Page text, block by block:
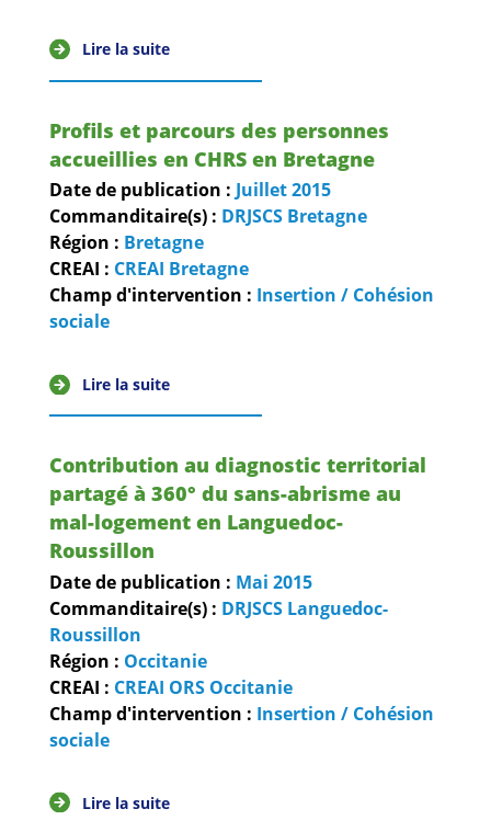
Lire la suite
Profils et parcours des personnes
accueillies en CHRS en Bretagne
Date de publication : Juillet2015
Commanditaire(s) : DRJSCS Bretagne
Région : Bretagne
CREAI : CREAI Bretagne
Champ d'intervention : Insertion / Cohésion
sociale
Lire la suite
Contribution au diagnostic territorial
partagé à 360° du sans-abrisme au
mal-logement en Languedoc-
Roussillon
Date de publication : Mai 2015
Commanditaire(s) : DRJSCS Languedoc-
Roussillon
Région : Occitanie
CREAI : CREAI ORS Occitanie
Champ d'intervention : Insertion / Cohésion
sociale
Lire la suite